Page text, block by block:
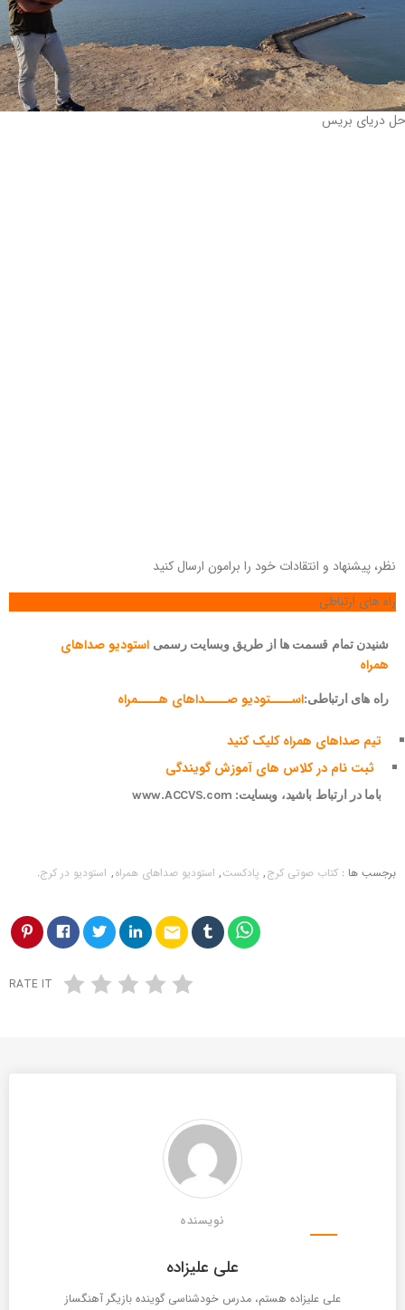
دریای بریس
نظر، پیشنهاد و انتقادات خود را برامون ارسال کنید
راه های ارتباطی
شنیدن تمام قسمت ها از طریق وبسایت رسمیاستودیو صداهای
همراه
راه های ارتباطی:اســــتودیو صــــداهای هــــمراه
تیم صداهای همراه کلیک کنید
ثبت نام در کلاس های آموزش گویندگی
باما در ارتباط باشید، وبسایت: www.ACCVS.com
برجسب ها : کتاب صوتی کرج, پادکست, استودیو صداهای همراه, استودیو در کرج.
email
RATE IT
نویسنده
علی علیزاده
علی علیزاده هستم، مدرس خودشناسی گوینده بازیگر آهنگساز